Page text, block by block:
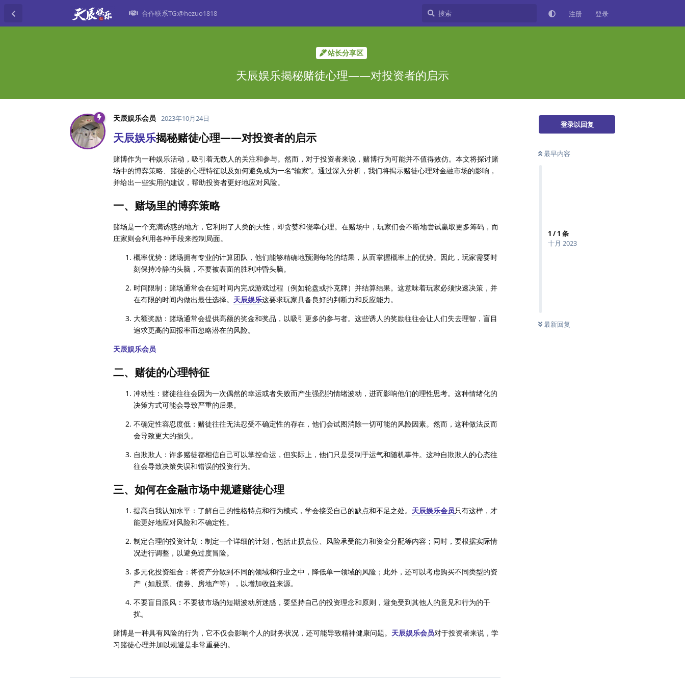
合作联系TG:@hezuo1818 注册 登录
站长分享区
天辰娱乐揭秘赌徒心理——对投资者的启示
登录以回复
最早内容
1 /1 条
十月 2023
最新回复
天辰娱乐会员 2023年10月24日
天辰娱乐揭秘赌徒心理——对投资者的启示
赌博作为一种娱乐活动，吸引着无数人的关注和参与。然而，对于投资者来说，赌博行为可能并不值得效仿。本文将探讨赌
场中的博弈策略、赌徒的心理特征以及如何避免成为一名“输家”。通过深入分析，我们将揭示赌徒心理对金融市场的影响，
并给出一些实用的建议，帮助投资者更好地应对风险。
一、赌场里的博弈策略
赌场是一个充满诱惑的地方，它利用了人类的天性，即贪婪和侥幸心理。在赌场中，玩家们会不断地尝试赢取更多筹码，而
庄家则会利用各种手段来控制局面。
概率优势：赌场拥有专业的计算团队，他们能够精确地预测每轮的结果，从而掌握概率上的优势。因此，玩家需要时
刻保持冷静的头脑，不要被表面的胜利冲昏头脑。
时间限制：赌场通常会在短时间内完成游戏过程（例如轮盘或扑克牌）并结算结果。这意味着玩家必须快速决策，并
在有限的时间内做出最佳选择。 天辰娱乐这要求玩家具备良好的判断力和反应能力。
大额奖励：赌场通常会提供高额的奖金和奖品，以吸引更多的参与者。这些诱人的奖励往往会让人们失去理智，盲目
追求更高的回报率而忽略潜在的风险。
天辰娱乐会员
二、赌徒的心理特征
冲动性：赌徒往往会因为一次偶然的幸运或者失败而产生强烈的情绪波动，进而影响他们的理性思考。这种情绪化的
决策方式可能会导致严重的后果。
不确定性容忍度低：赌徒往往无法忍受不确定性的存在，他们会试图消除一切可能的风险因素。然而，这种做法反而
会导致更大的损失。
自欺欺人：许多赌徒都相信自己可以掌控命运，但实际上，他们只是受制于运气和随机事件。这种自欺欺人的心态往
往会导致决策失误和错误的投资行为。
三、如何在金融市场中规避赌徒心理
提高自我认知水平：了解自己的性格特点和行为模式，学会接受自己的缺点和不足之处。 天辰娱乐会员只有这样，才
能更好地应对风险和不确定性。
制定合理的投资计划：制定一个详细的计划，包括止损点位、风险承受能力和资金分配等内容；同时，要根据实际情
况进行调整，以避免过度冒险。
多元化投资组合：将资产分散到不同的领域和行业之中，降低单一领域的风险；此外，还可以考虑购买不同类型的资
产（如股票、债券、房地产等），以增加收益来源。
不要盲目跟风：不要被市场的短期波动所迷惑，要坚持自己的投资理念和原则，避免受到其他人的意见和行为的干
扰。
赌博是一种具有风险的行为，它不仅会影响个人的财务状况，还可能导致精神健康问题。 天辰娱乐会员对于投资者来说，学
习赌徒心理并加以规避是非常重要的。